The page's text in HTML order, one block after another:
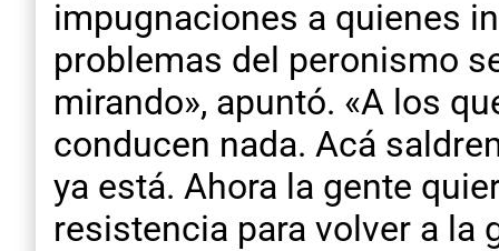
impugnaciones a quienes
problemas del peronismo
mirando», apuntó. «A los
conducen nada. Acá
ya está. Ahora la gente
resistencia para volver a la